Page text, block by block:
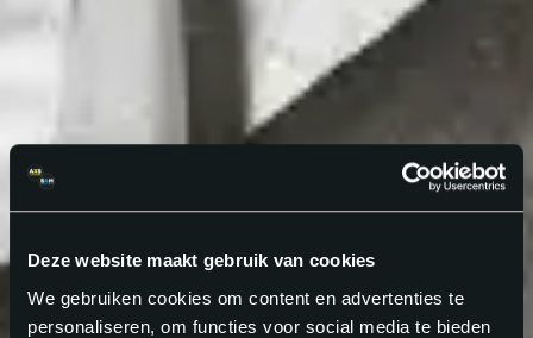
Deze website maakt gebruik van cookies
We gebruiken cookies om content en advertenties te
personaliseren, om functies voor social media te bieden